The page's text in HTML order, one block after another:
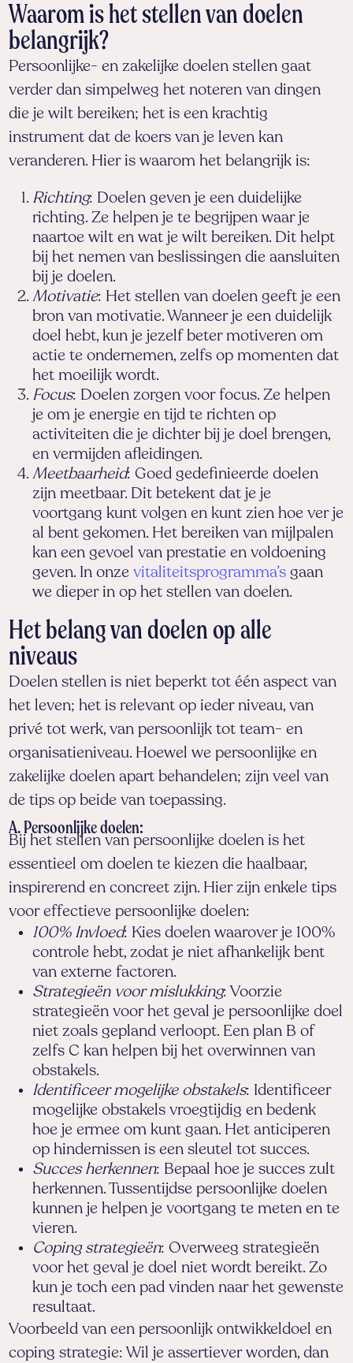
Waarom is het stellen van doelen
belangrijk?
Persoonlijke- en zakelijke doelen stellen gaat
verder dan simpelweg het noteren van dingen
die je wilt bereiken; het is een krachtig
instrument dat de koers van je leven kan
veranderen. Hier is waarom het belangrijk is:
Richting: Doelen geven je een duidelijke
richting. Ze helpen je te begrijpen waar je
naartoe wilt en wat je wilt bereiken. Dit helpt
bij het nemen van beslissingen die aansluiten
bij je doelen.
Motivatie: Het stellen van doelen geeft je een
bron van motivatie. Wanneer je een duidelijk
doel hebt, kun je jezelf beter motiveren om
actie te ondernemen, zelfs op momenten dat
het moeilijk wordt.
Focus: Doelen zorgen voor focus. Ze helpen
je om je energie en tijd te richten op
activiteiten die je dichter bij je doel brengen,
en vermijden afleidingen.
Meetbaarheid: Goed gedefinieerde doelen
zijn meetbaar. Dit betekent dat je je
voortgang kunt volgen en kunt zien hoe ver je
al bent gekomen. Het bereiken van mijlpalen
kan een gevoel van prestatie en voldoening
geven. In onzevitaliteitsprogramma’s gaan
we dieper in op het stellen van doelen.
Het belang van doelen op alle
niveaus
Doelen stellen is niet beperkt tot één aspect van
het leven; het is relevant op ieder niveau, van
privé tot werk, van persoonlijk tot team- en
organisatieniveau. Hoewel we persoonlijke en
zakelijke doelen apart behandelen; zijn veel van
de tips op beide van toepassing.
A. Persoonlijke doelen:
Bij het stellen van persoonlijke doelen is het
essentieel om doelen te kiezen die haalbaar,
inspirerend en concreet zijn. Hier zijn enkele tips
voor effectieve persoonlijke doelen:
100% Invloed: Kies doelen waarover je 100%
controle hebt, zodat je niet afhankelijk bent
van externe factoren.
Strategieën voor mislukking: Voorzie
strategieën voor het geval je persoonlijke doel
niet zoals gepland verloopt. Een plan B of
zelfs C kan helpen bij het overwinnen van
obstakels.
Identificeer mogelijke obstakels: Identificeer
mogelijke obstakels vroegtijdig en bedenk
hoe je ermee om kunt gaan. Het anticiperen
op hindernissen is een sleutel tot succes.
Succes herkennen: Bepaal hoe je succes zult
herkennen. Tussentijdse persoonlijke doelen
kunnen je helpen je voortgang te meten en te
vieren.
Coping strategieën: Overweeg strategieën
voor het geval je doel niet wordt bereikt. Zo
kun je toch een pad vinden naar het gewenste
resultaat.
Voorbeeld van een persoonlijk ontwikkeldoel en
coping strategie: Wil je assertiever worden, dan